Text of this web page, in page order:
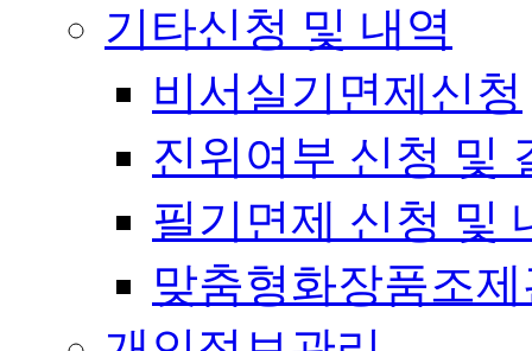
기타신청 및 내역
비서실기면제신청
진위여부 신청 및
필기면제 신청 및
맞춤형화장품조